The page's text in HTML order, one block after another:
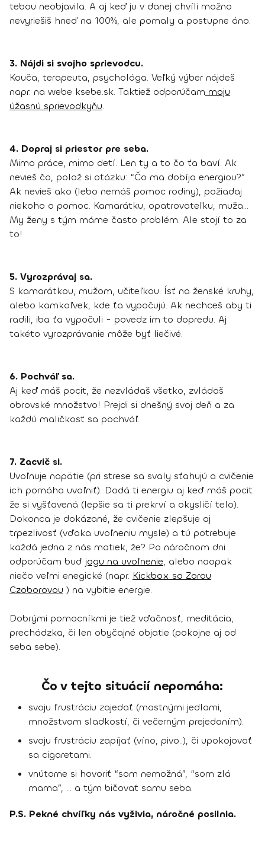
tebou neobjavila. A aj keď ju v danej chvíli možno
nevyriešiš hneď na 100%, ale pomaly a postupne áno.
3. Nájdi si svojho sprievodcu.
Kouča, terapeuta, psychológa. Veľký výber nájdeš
napr. na webe ksebe.sk. Taktiež odporúčam moju
úžasnú sprievodkyňu.
4. Dopraj si priestor pre seba.
Mimo práce, mimo detí. Len ty a to čo ťa baví. Ak
nevieš čo, polož si otázku: “Čo ma dobíja energiou?”
Ak nevieš ako (lebo nemáš pomoc rodiny), požiadaj
niekoho o pomoc. Kamarátku, opatrovateľku, muža…
My ženy s tým máme často problém. Ale stojí to za
to!
5. Vyrozprávaj sa.
S kamarátkou, mužom, učiteľkou. Ísť na ženské kruhy,
alebo kamkoľvek, kde ťa vypočujú. Ak nechceš aby ti
radili, iba ťa vypočuli - povedz im to dopredu. Aj
takéto vyrozprávanie môže byť liečivé.
6. Pochváľ sa.
Aj keď máš pocit, že nezvládaš všetko, zvládaš
obrovské množstvo! Prejdi si dnešný svoj deň a za
každú maličkosť sa pochváľ.
7. Zacvič si.
Uvoľnuje napätie (pri strese sa svaly sťahujú a cvičenie
ich pomáha uvoľniť). Dodá ti energiu aj keď máš pocit
že si vyšťavená (lepšie sa ti prekrví a okysličí telo).
Dokonca je dokázané, že cvičenie zlepšuje aj
trpezlivosť (vďaka uvoľneniu mysle) a tú potrebuje
každá jedna z nás matiek, že? Po náročnom dni
odporúčam buď jogu na uvoľnenie, alebo naopak
niečo veľmi enegické (napr. Kickbox so Zorou
Czoborovou ) na vybitie energie.
Dobrými pomocníkmi je tiež vďačnosť, meditácia,
prechádzka, či len obyčajné objatie (pokojne aj od
seba sebe).
Čo v tejto situácií nepomáha:
svoju frustráciu zajedať (mastnými jedlami,
množstvom sladkostí, či večerným prejedaním).
svoju frustráciu zapíjať (víno, pivo..), či upokojovať
sa cigaretami.
vnútorne si hovoriť “som nemožná”, “som zlá
mama”, … a tým bičovať samu seba.
P.S. Pekné chvíľky nás vyživia, náročné posilnia.